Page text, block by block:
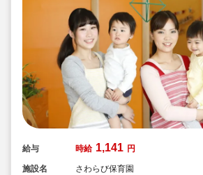
給与 時給 1,141 円
施設名
さわらび保育園